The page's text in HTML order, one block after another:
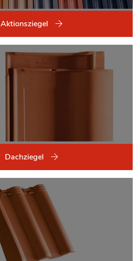
Aktionsziegel
Dachziegel